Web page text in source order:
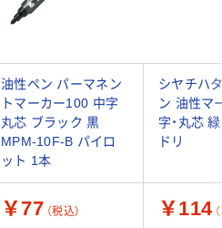
油性ペン パーマネン
トマーカー100 中字
丸芯 ブラック 黒
MPM-10F-B パイロ
ット 1本
シヤチハ
ン 油性マ
字・丸芯
ドリ
￥77 （税込） ￥114